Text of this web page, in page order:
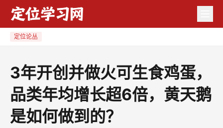
定位论丛
3年开创并做火可生食鸡蛋，
品类年均增长超6倍，黄天鹅
是如何做到的？